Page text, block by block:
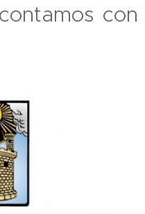
con